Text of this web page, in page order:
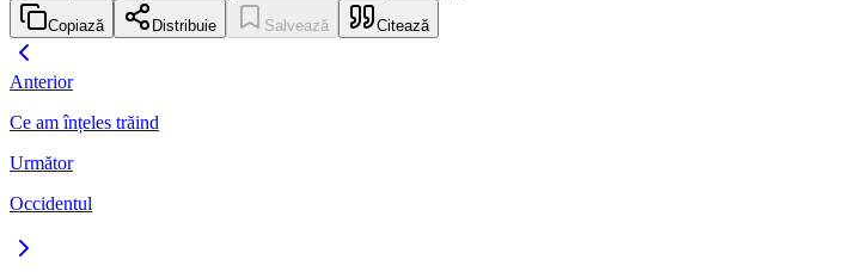
Copiază Distribuie Salvează Citează
Anterior
Ce am înțeles trăind
Următor
Occidentul